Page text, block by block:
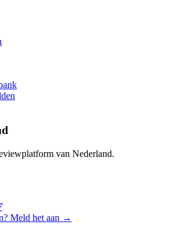
van Nederland.
Meld het aan →